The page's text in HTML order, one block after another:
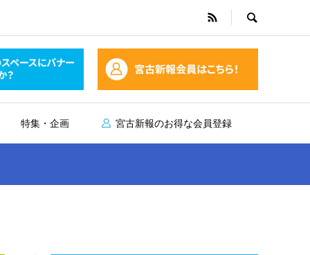
特集・企画 宮古新報のお得な会員登録